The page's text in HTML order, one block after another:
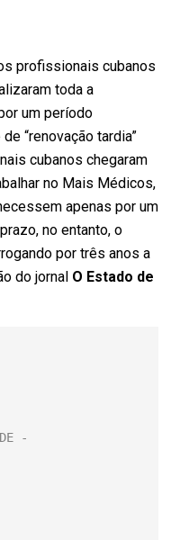
profissionais cubanos
toda a
um período
“renovação tardia”
cubanos chegaram
no Mais Médicos,
apenas por um
no entanto, o
por três anos a
do jornal O Estado de